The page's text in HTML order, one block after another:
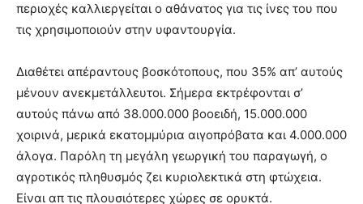
περιοχές καλλιεργείται ο αθάνατος για τις ίνες του που
τις χρησιμοποιούν στην υφαντουργία.
Διαθέτει απέραντους βοσκότοπους, που 35% απ’ αυτούς
μένουν ανεκμετάλλευτοι. Σήμερα εκτρέφονται σ’
αυτούς πάνω από 38.000.000 βοοειδή, 15.000.000
χοιρινά, μερικά εκατομμύρια αιγοπρόβατα και 4.000.000
άλογα. Παρόλη τη μεγάλη γεωργική του παραγωγή, ο
αγροτικός πληθυσμός ζει κυριολεκτικά στη φτώχεια.
Είναι απ τις πλουσιότερες χώρες σε ορυκτά.